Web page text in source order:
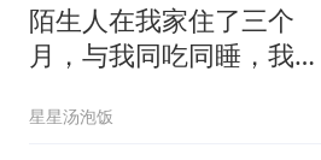
陌生人在我家住了三个
月，与我同吃同睡，我却
星星汤泡饭